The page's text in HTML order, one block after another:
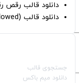
دانلود قالب رقص
دانلود قالب Montagem Chateado (slowed)
جستجوی قالب
دانلود میم باکس